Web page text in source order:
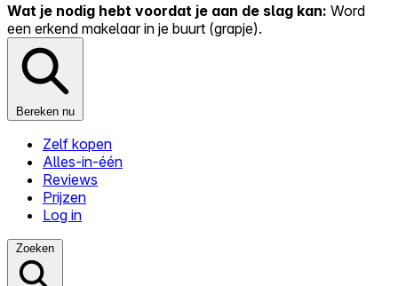
Wat je nodig hebt voordat je aan de slag kan: Word
een erkend makelaar in je buurt (grapje).
Bereken nu
Zelf kopen
Alles-in-één
Reviews
Prijzen
Log in
Zoeken